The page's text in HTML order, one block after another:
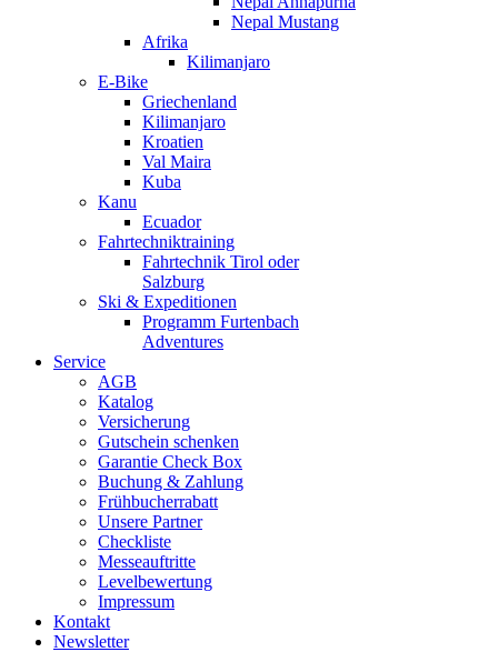
Nepal Mustang
Afrika
Kilimanjaro
E-Bike
Griechenland
Kilimanjaro
Kroatien
Val Maira
Kuba
Kanu
Ecuador
Fahrtechniktraining
Fahrtechnik Tirol oder
Salzburg
Ski & Expeditionen
Programm Furtenbach
Adventures
Service
AGB
Katalog
Versicherung
Gutschein schenken
Garantie Check Box
Buchung & Zahlung
Frühbucherrabatt
Unsere Partner
Checkliste
Messeauftritte
Levelbewertung
Impressum
Kontakt
Newsletter